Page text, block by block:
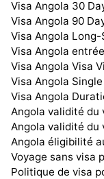
Visa Angola 30
Visa Angola 90
Visa Angola Long-
Visa Angola
Visa Angola Visa
Visa Angola
Visa Angola
Angola validité du
Angola validité du
Angola éligibilité
Voyage sans visa
Politique de visa